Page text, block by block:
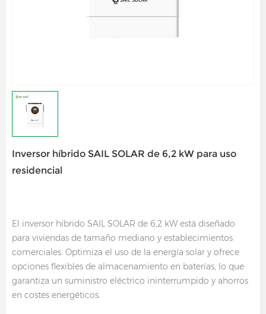
Inversor híbrido SAIL SOLAR de 6,2 kW para uso
residencial
El inversor híbrido SAIL SOLAR de 6,2 kW está diseñado
para viviendas de tamaño mediano y establecimientos
comerciales. Optimiza el uso de la energía solar y ofrece
opciones flexibles de almacenamiento en baterías, lo que
garantiza un suministro eléctrico ininterrumpido y ahorros
en costes energéticos.